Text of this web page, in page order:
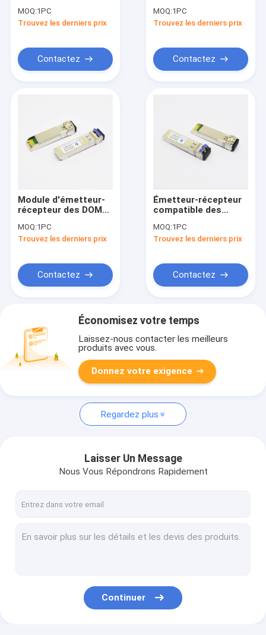
SMF d'OEM 10G SFP+
ER 1310nm 40km
MOQ:1PC
Trouvez les derniers prix
Contactez
récepteur de 10G-ER
SFP+ 1310nm 40km
MOQ:1PC
Trouvez les derniers prix
Contactez
Module d'émetteur-
récepteur des DOM
Juniper Networks EX-
SFP-10GE-ER40
MOQ:1PC
Trouvez les derniers prix
Contactez
Émetteur-récepteur
compatible des
1310nm 40km de
l'Arista SFP-10G-
MOQ:1PC
Trouvez les derniers prix
Contactez
Économisez votre temps
Laissez-nous contacter les meilleurs
produits avec vous.
Donnez votre exigence
Regardez plus
Laisser Un Message
Nous Vous Répondrons Rapidement
Continuer